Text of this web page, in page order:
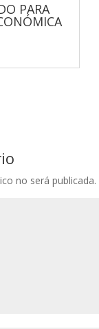
PARA
no será publicada.